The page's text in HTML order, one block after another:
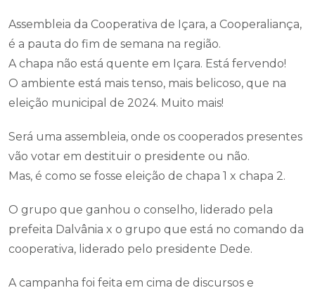
Assembleia da Cooperativa de Içara, a Cooperaliança,
é a pauta do fim de semana na região.
A chapa não está quente em Içara. Está fervendo!
O ambiente está mais tenso, mais belicoso, que na
eleição municipal de 2024. Muito mais!
Será uma assembleia, onde os cooperados presentes
vão votar em destituir o presidente ou não.
Mas, é como se fosse eleição de chapa 1 x chapa 2.
O grupo que ganhou o conselho, liderado pela
prefeita Dalvânia x o grupo que está no comando da
cooperativa, liderado pelo presidente Dede.
A campanha foi feita em cima de discursos e